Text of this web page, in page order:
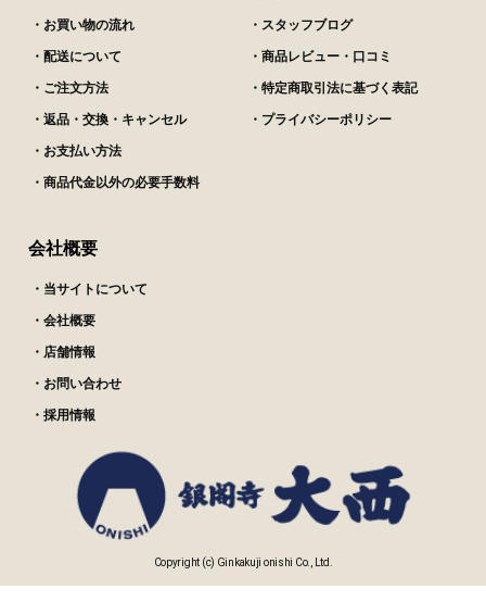
・お買い物の流れ
・配送について
・ご注文方法
・返品・交換・キャンセル
・お支払い方法
・商品代金以外の必要手数料
・スタッフブログ
・商品レビュー・口コミ
・特定商取引法に基づく表記
・プライバシーポリシー
会社概要
・当サイトについて
・会社概要
・店舗情報
・お問い合わせ
・採用情報
Copyright (c) Ginkakuji onishi Co., Ltd.